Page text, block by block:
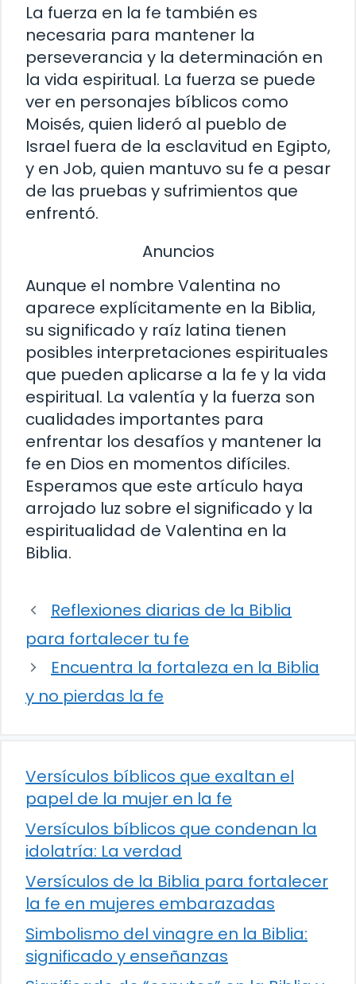
La fuerza en la fe también es
necesaria para mantener la
perseverancia y la determinación en
la vida espiritual. La fuerza se puede
ver en personajes bíblicos como
Moisés, quien lideró al pueblo de
Israel fuera de la esclavitud en Egipto,
y en Job, quien mantuvo su fe a pesar
de las pruebas y sufrimientos que
enfrentó.
Anuncios
Aunque el nombre Valentina no
aparece explícitamente en la Biblia,
su significado y raíz latina tienen
posibles interpretaciones espirituales
que pueden aplicarse a la fe y la vida
espiritual. La valentía y la fuerza son
cualidades importantes para
enfrentar los desafíos y mantener la
fe en Dios en momentos difíciles.
Esperamos que este artículo haya
arrojado luz sobre el significado y la
espiritualidad de Valentina en la
Biblia.
Reflexiones diarias de la Biblia
para fortalecer tu fe
Encuentra la fortaleza en la Biblia
y no pierdas la fe
Versículos bíblicos que exaltan el
papel de la mujer en la fe
Versículos bíblicos que condenan la
idolatría: La verdad
Versículos de la Biblia para fortalecer
la fe en mujeres embarazadas
Simbolismo del vinagre en la Biblia:
significado y enseñanzas